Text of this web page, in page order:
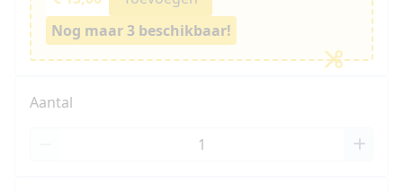
Nog maar 3 beschikbaar!
Aantal